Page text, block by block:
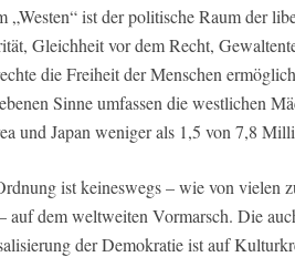
„Westen“ ist der politische Raum der
Gleichheit vor dem Recht,
die Freiheit der Menschen
Sinne umfassen die westlichen
und Japan weniger als 1,5 von 7,8
ist keineswegs – wie von vielen
auf dem weltweiten Vormarsch. Die
der Demokratie ist auf